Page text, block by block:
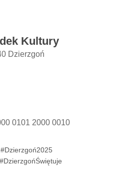
Kultury
Dzierzgoń
0101 2000 0010
#Dzierzgoń2025
#DzierzgońŚwiętuje